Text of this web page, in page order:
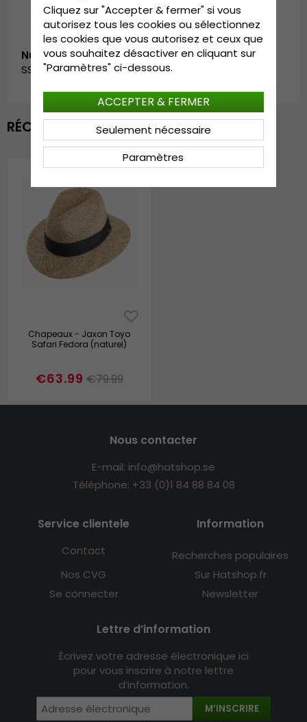
Numéro d’article:
SS_126063.natural-1
RÉCEMMENT VU
Chapeaux - Jaxon Toyo
Safari Fedora (naturel)
€63.99 €79.99
Nous contacter
E-mail: info@hatshop.se
Téléphone: +33 (0)1 84 88 84 08
Service clientele
Contact
Nos CVG
Se connecter
Information
Recherches populaires
Sur Hatshop.fr
Newsletter
Lettre d’information
Écrivez votre adresse électronique ici
pour vous inscrire à notre lettre
d’information.
M’INSCRIRE
Cliquez sur "Accepter & fermer" si vous
autorisez tous les cookies ou sélectionnez
les cookies que vous autorisez et ceux que
vous souhaitez désactiver en cliquant sur
"Paramètres" ci-dessous.
Paramètres
Seulement nécessaire
ACCEPTER & FERMER